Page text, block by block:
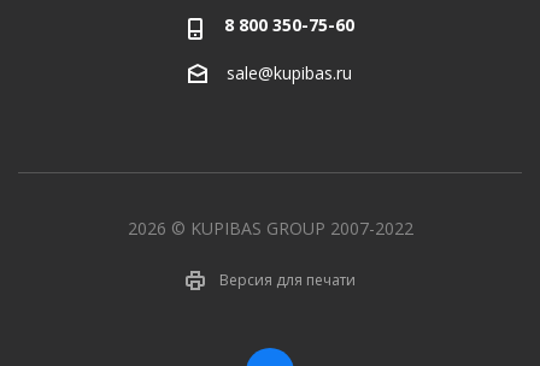
8 800 350-75-60
sale@kupibas.ru
2026 © KUPIBAS GROUP 2007-2022
Версия для печати